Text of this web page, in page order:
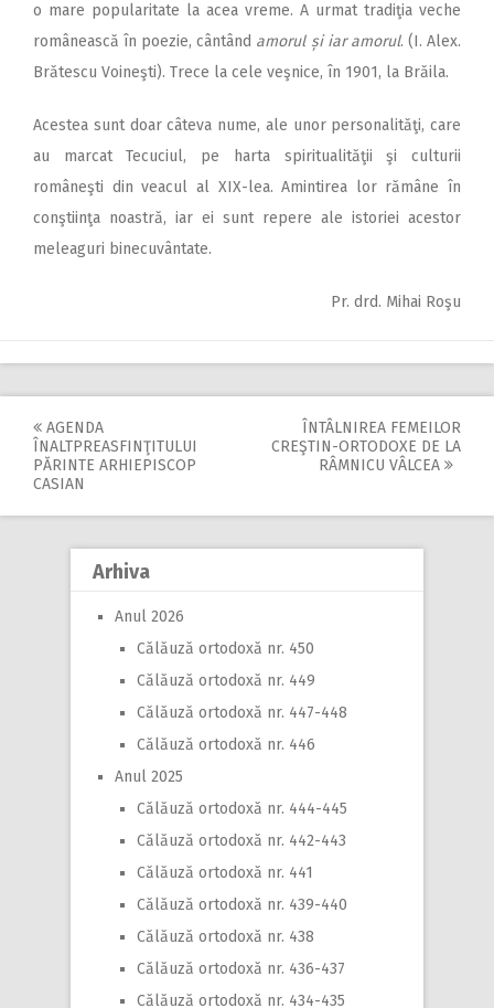
o mare popularitate la acea vreme. A urmat tradiţia veche
românească în poezie, cântând amorul și iar amorul. (I. Alex.
Brătescu Voineşti). Trece la cele veşnice, în 1901, la Brăila.
Acestea sunt doar câteva nume, ale unor personalităţi, care
au marcat Tecuciul, pe harta spiritualităţii şi culturii
româneşti din veacul al XIX-lea. Amintirea lor rămâne în
conştiinţa noastră, iar ei sunt repere ale istoriei acestor
meleaguri binecuvântate.
Pr. drd. Mihai Roşu
Post
navigation
AGENDA
ÎNALTPREASFINŢITULUI
PĂRINTE ARHIEPISCOP
CASIAN
ÎNTÂLNIREA FEMEILOR
CREŞTIN-ORTODOXE DE LA
RÂMNICU VÂLCEA
Arhiva
Anul 2026
Călăuză ortodoxă nr. 450
Călăuză ortodoxă nr. 449
Călăuză ortodoxă nr. 447-448
Călăuză ortodoxă nr. 446
Anul 2025
Călăuză ortodoxă nr. 444-445
Călăuză ortodoxă nr. 442-443
Călăuză ortodoxă nr. 441
Călăuză ortodoxă nr. 439-440
Călăuză ortodoxă nr. 438
Călăuză ortodoxă nr. 436-437
Călăuză ortodoxă nr. 434-435